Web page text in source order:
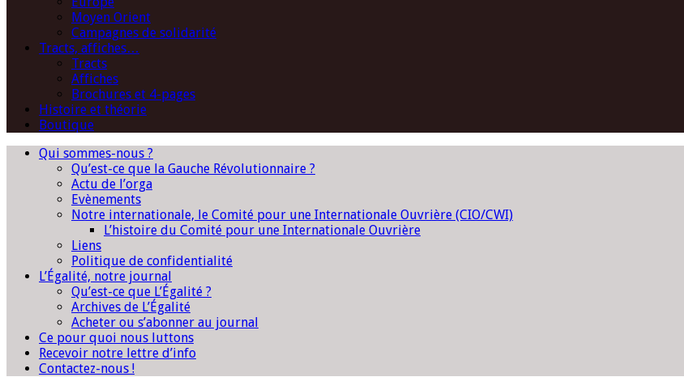
Moyen Orient
Campagnes de solidarité
Tracts, affiches…
Tracts
Affiches
Brochures et 4-pages
Histoire et théorie
Boutique
Qui sommes-nous ?
Qu’est-ce que la Gauche Révolutionnaire ?
Actu de l’orga
Evènements
Notre internationale, le Comité pour une Internationale Ouvrière (CIO/CWI)
L’histoire du Comité pour une Internationale Ouvrière
Liens
Politique de confidentialité
L’Égalité, notre journal
Qu’est-ce que L’Égalité ?
Archives de L’Égalité
Acheter ou s’abonner au journal
Ce pour quoi nous luttons
Recevoir notre lettre d’info
Contactez-nous !